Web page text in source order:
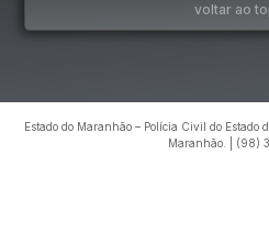
voltar ao
Estado do Maranhão – Polícia Civil do
Maranhão. | (98)